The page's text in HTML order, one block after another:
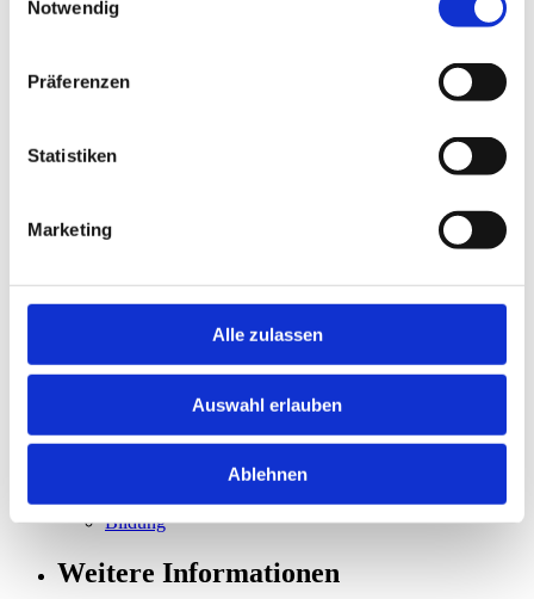
Notwendig
Präferenzen
Statistiken
Marketing
Alle zulassen
Auswahl erlauben
Ablehnen
Landesregierung
Open Data
Vergaben
Aktuelles
Polizeimeldungen
Themen
Moderne Verwaltung
Mietspiegel
Bildung
Weitere Informationen